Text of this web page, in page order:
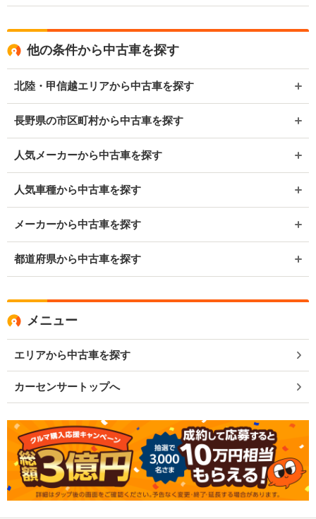
他の条件から中古車を探す
北陸・甲信越エリアから中古車を探す
長野県の市区町村から中古車を探す
人気メーカーから中古車を探す
人気車種から中古車を探す
メーカーから中古車を探す
都道府県から中古車を探す
メニュー
エリアから中古車を探す
カーセンサートップへ